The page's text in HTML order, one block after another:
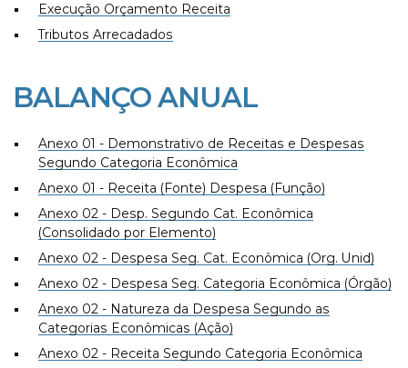
Execução Orçamento Receita
Tributos Arrecadados
BALANÇO ANUAL
Anexo 01 - Demonstrativo de Receitas e Despesas
Segundo Categoria Econômica
Anexo 01 - Receita (Fonte) Despesa (Função)
Anexo 02 - Desp. Segundo Cat. Econômica
(Consolidado por Elemento)
Anexo 02 - Despesa Seg. Cat. Econômica (Org. Unid)
Anexo 02 - Despesa Seg. Categoria Econômica (Órgão)
Anexo 02 - Natureza da Despesa Segundo as
Categorias Econômicas (Ação)
Anexo 02 - Receita Segundo Categoria Econômica